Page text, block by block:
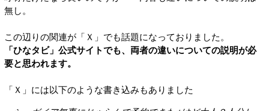
無し。
この辺りの関連が「Ｘ」でも話題になっておりました。
「ひなタビ」公式サイトでも、両者の違いについての説明が必
要と思われます。
「Ｘ」には以下のような書き込みもありました